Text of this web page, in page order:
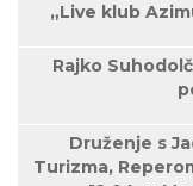
„Live klub
Rajko
Druženje s
Turizma,